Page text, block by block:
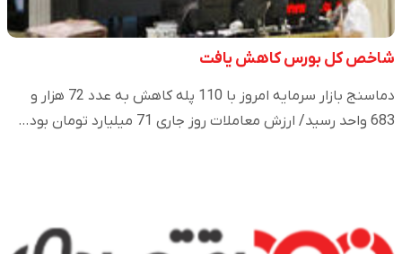
شاخص کل بورس کاهش یافت
دماسنج بازار سرمایه امروز با 110 پله کاهش به عدد 72 هزار و
683 واحد رسید/ ارزش معاملات روز جاری 71 میلیارد تومان بود…